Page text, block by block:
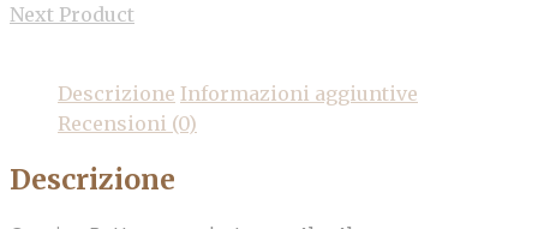
Next Product
Descrizione Informazioni aggiuntive
Recensioni (0)
Descrizione